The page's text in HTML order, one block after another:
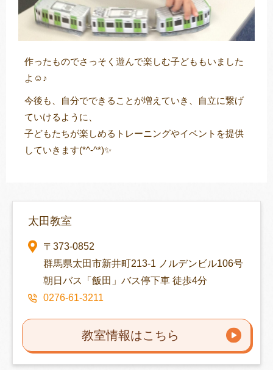
作ったものでさっそく遊んで楽しむ子どももいました
よ☺♪
今後も、自分でできることが増えていき、自立に繋げ
ていけるように、
子どもたちが楽しめるトレーニングやイベントを提供
していきます(*^-^*)✨
太田教室
〒373-0852
群馬県太田市新井町213-1 ノルデンビル106号
朝日バス「飯田」バス停下車 徒歩4分
0276-61-3211
教室情報はこちら